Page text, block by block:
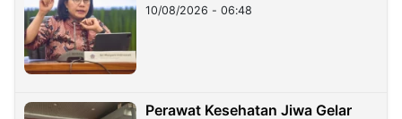
10/08/2026 - 06:48
Perawat Kesehatan Jiwa Gelar